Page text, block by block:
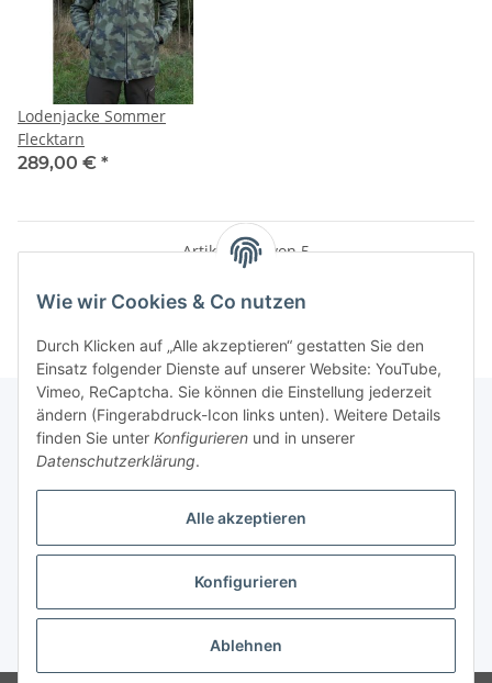
Alle akzeptieren
Konfigurieren
Ablehnen
Wie wir Cookies & Co nutzen
Durch Klicken auf „Alle akzeptieren“ gestatten Sie den
Einsatz folgender Dienste auf unserer Website: YouTube,
Vimeo, ReCaptcha. Sie können die Einstellung jederzeit
ändern (Fingerabdruck-Icon links unten). Weitere Details
finden Sie unter Konfigurieren und in unserer
Datenschutzerklärung.
Lodenjacke Sommer
Flecktarn
289,00 € *
Artikel 1 - 5 von 5
Informationen
Gesetzliche Informationen
Vertrag widerrufen
* Alle Preise inkl. gesetzlicher USt., zzgl.Versand